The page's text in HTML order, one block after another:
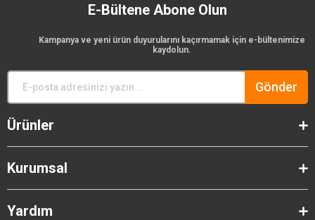
E-Bültene Abone Olun
Kampanya ve yeni ürün duyurularını kaçırmamak için e-bültenimize
kaydolun.
Gönder
Ürünler
Kurumsal
Yardım